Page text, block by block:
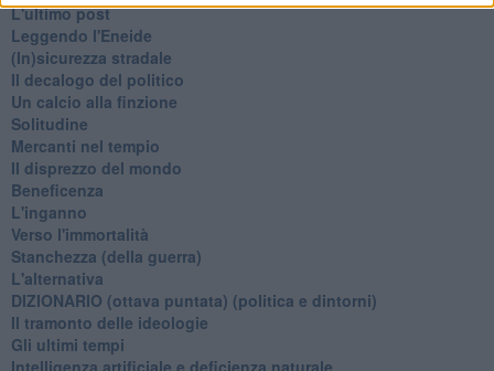
L'ultimo post
Leggendo l'Eneide
​(In)sicurezza stradale
Il decalogo del politico
Un calcio alla finzione
Solitudine
Mercanti nel tempio
Il disprezzo del mondo
Beneficenza
L'inganno
Verso l'immortalità
Stanchezza (della guerra)
L'alternativa
​DIZIONARIO (ottava puntata) (politica e dintorni)
Il tramonto delle ideologie
Gli ultimi tempi
Intelligenza artificiale e deficienza naturale